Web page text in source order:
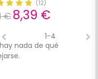
(12)
€ 8,39 €
nada de qué
1-4